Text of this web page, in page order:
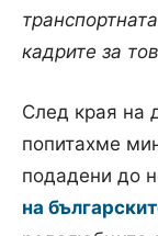
кадрите за
След края на
попитахме
подадени до
на